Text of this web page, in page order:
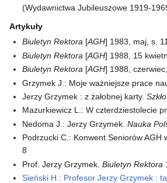
(Wydawnictwa Jubileuszowe 1919-
Artykuły
Biuletyn Rektora [AGH] 1983, maj, s.
Biuletyn Rektora [AGH] 1988, 15
Biuletyn Rektora [AGH] 1988,
Grzymek J.: Moje ważniejsze prace
Jerzy Grzymek : z żałobnej karty.
Mazurkiewicz L.: W czterdziestolecie
Nedoma J.: Jerzy Grzymek.Nauka
Podrzucki C.: Konwent Seniorów
8
Prof. Jerzy Grzymek.Biuletyn Rektora
Sieński H.: Profesor Jerzy Grzymek :